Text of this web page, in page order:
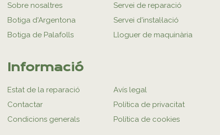
Sobre nosaltres
Botiga d'Argentona
Botiga de Palafolls
Servei de reparació
Servei d'instal·lació
Lloguer de maquinària
Informació
Estat de la reparació
Contactar
Condicions generals
Avís legal
Política de privacitat
Política de cookies